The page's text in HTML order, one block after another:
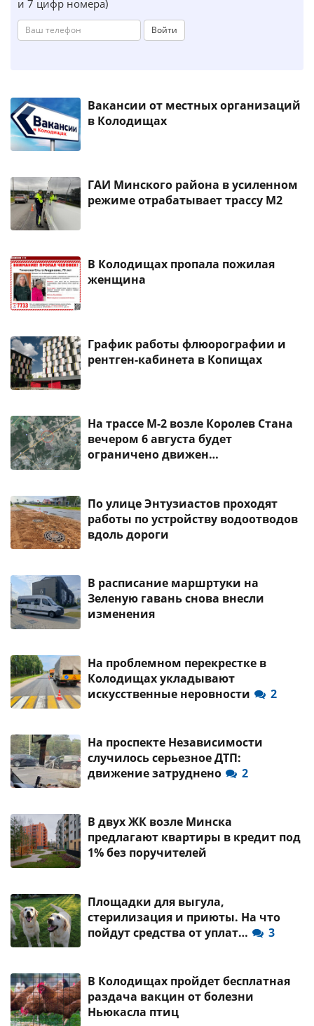
и 7 цифр номера)
Войти
Вакансии от местных организаций
в Колодищах
ГАИ Минского района в усиленном
режиме отрабатывает трассу М2
В Колодищах пропала пожилая
женщина
График работы флюорографии и
рентген-кабинета в Копищах
На трассе М-2 возле Королев Стана
вечером 6 августа будет
ограничено движен…
По улице Энтузиастов проходят
работы по устройству водоотводов
вдоль дороги
В расписание маршртуки на
Зеленую гавань снова внесли
изменения
На проблемном перекрестке в
Колодищах укладывают
искусственные неровности
2
На проспекте Независимости
случилось серьезное ДТП:
движение затруднено
2
В двух ЖК возле Минска
предлагают квартиры в кредит под
1% без поручителей
Площадки для выгула,
стерилизация и приюты. На что
пойдут средства от уплат…
3
В Колодищах пройдет бесплатная
раздача вакцин от болезни
Ньюкасла птиц